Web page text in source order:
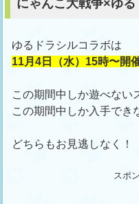
にゃんこ大戦争×ゆ
ゆるドラシルコラボは
11月4日（水）15時〜開
この期間中しか遊べない
この期間中しか入手でき
どちらもお見逃しなく！
スポ